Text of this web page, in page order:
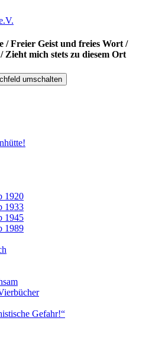
/ Freier Geist und freies Wort /
Zieht mich stets zu diesem Ort
umschalten
1920
1933
1945
1989
Gefahr!“